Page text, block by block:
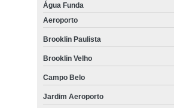
Água Funda
Aeroporto
Brooklin Paulista
Brooklin Velho
Campo Belo
Jardim Aeroporto